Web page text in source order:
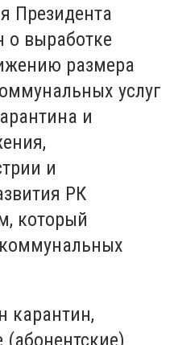
Президента
о выработке
размера
услуг
и
и
РК
который
карантин,